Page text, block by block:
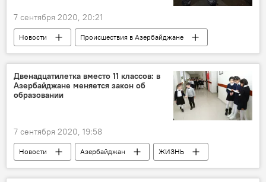
7 сентября 2020, 20:21
Новости
Происшествия в Азербайджане
Происшествия
ЖИЗНЬ
наркотики
задержание
Конопля
Саженцы
Билясуварский район
Двенадцатилетка вместо 11 классов: в
Азербайджане меняется закон об
образовании
7 сентября 2020, 19:58
Новости Азербайджан
ЖИЗНЬ
Политика
Образование